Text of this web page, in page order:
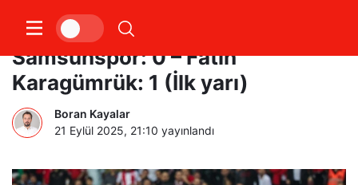
Trendyol Süper Lig:
Samsunspor: 0 – Fatih
Karagümrük: 1 (İlk yarı)
Boran Kayalar
21 Eylül 2025, 21:10 yayınlandı